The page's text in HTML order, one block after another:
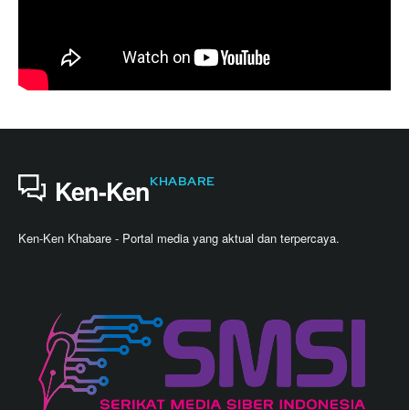
Ken-KenKHABARE
Ken-Ken Khabare - Portal media yang aktual dan terpercaya.